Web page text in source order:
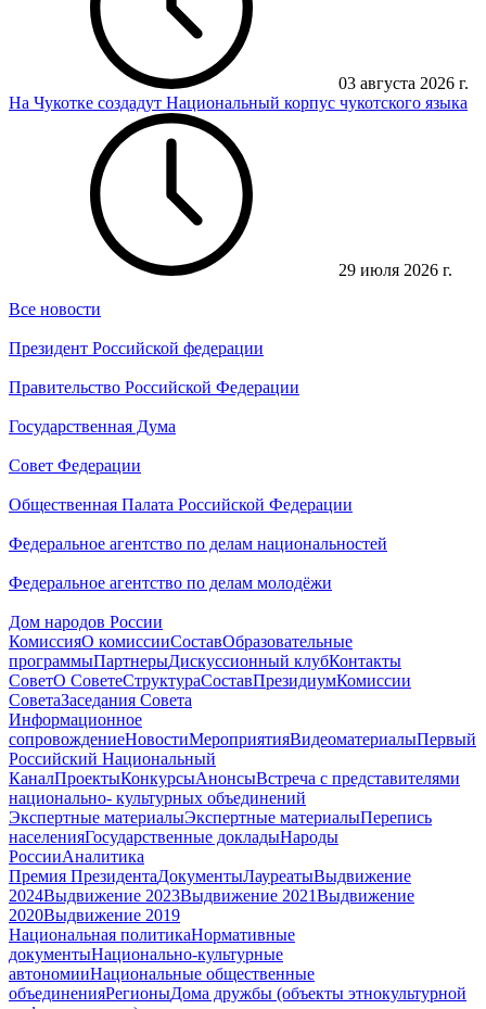
03 августа 2026 г.
На Чукотке создадут Национальный корпус чукотского языка
29 июля 2026 г.
Все новости
Президент Российской федерации
Правительство Российской Федерации
Государственная Дума
Совет Федерации
Общественная Палата Российской Федерации
Федеральное агентство по делам национальностей
Федеральное агентство по делам молодёжи
Дом народов России
КомиссияО комиссииСоставОбразовательные
программыПартнерыДискуссионный клубКонтакты
СоветО СоветеСтруктураСоставПрезидиумКомиссии
СоветаЗаседания Совета
Информационное
сопровождениеНовостиМероприятияВидеоматериалыПервый
Российский Национальный
КаналПроектыКонкурсыАнонсыВстреча с представителями
национально- культурных объединений
Экспертные материалыЭкспертные материалыПерепись
населенияГосударственные докладыНароды
РоссииАналитика
Премия ПрезидентаДокументыЛауреатыВыдвижение
2024Выдвижение 2023Выдвижение 2021Выдвижение
2020Выдвижение 2019
Национальная политикаНормативные
документыНационально-культурные
автономииНациональные общественные
объединенияРегионыДома дружбы (объекты этнокультурной